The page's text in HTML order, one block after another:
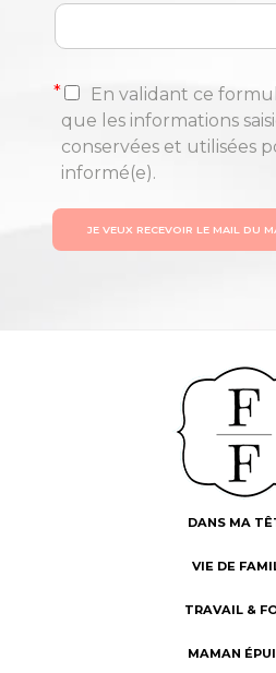
*
En validant ce
que les informations
conservées et utilisées
informé(e).
JE VEUX RECEVOIR LE MAIL DU
DANS MA
VIE DE
TRAVAIL &
MAMAN